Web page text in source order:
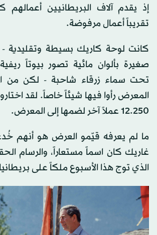
إذ يقدم آلاف البريطانيين
تقريباً أعمال مرفوضة.
كانت لوحة كاريك بسيطة وتقليدية
صغيرة بألوان مائية تصور بيوتاً
تحت سماء زرقاء شاحبة - لكن من
المعرض رأوا فيها شيئاً خاصاً. لقد
12.250 عملاً آخر لضمها إلى المعرض.
ما لم يعرفه قيّمو العرض هو أنهم
غاريك كان اسماً مستعاراً، والرسام
الذي توج هذا الأسبوع ملكاً على